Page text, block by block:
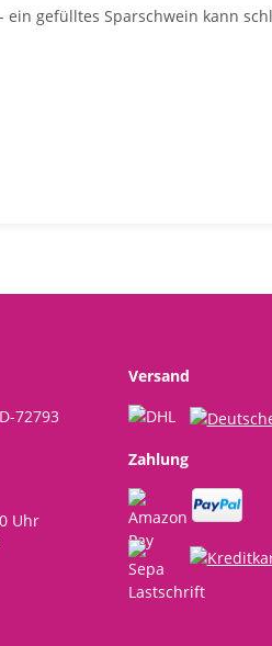
- ein gefülltes Sparschwein kann
72793
Uhr
Versand
Zahlung